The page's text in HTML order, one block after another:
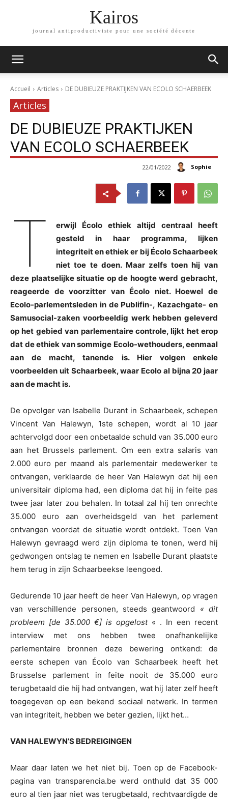
Kairos
journal antiproductiviste pour une société décente
Accueil Articles DE DUBIEUZE PRAKTIJKEN VAN ECOLO SCHAERBEEK
Articles
DE DUBIEUZE PRAKTIJKEN
VAN ECOLO SCHAERBEEK
Sophie
22/01/2022
T
erwijl Écolo ethiek altijd centraal heeft
gesteld in haar programma, lijken
integriteit en ethiek er bij Écolo Schaarbeek
niet toe te doen. Maar zelfs toen hij van
deze plaatselijke situatie op de hoogte werd gebracht,
reageerde de voorzitter van Écolo niet. Hoewel de
Ecolo-parlementsleden in de Publifin-, Kazachgate- en
Samusocial-zaken voorbeeldig werk hebben geleverd
op het gebied van parlementaire controle, lijkt het erop
dat de ethiek van sommige Ecolo-wethouders, eenmaal
aan de macht, tanende is. Hier volgen enkele
voorbeelden uit Schaarbeek, waar Ecolo al bijna 20 jaar
aan de macht is.
De opvolger van Isabelle Durant in Schaarbeek, schepen
Vincent Van Halewyn, 1ste schepen, wordt al 10 jaar
achtervolgd door een onbetaalde schuld van 35.000 euro
aan het Brussels parlement. Om een extra salaris van
2.000 euro per maand als parlementair medewerker te
ontvangen, verklaarde de heer Van Halewyn dat hij een
universitair diploma had, een diploma dat hij in feite pas
twee jaar later zou behalen. In totaal zal hij ten onrechte
35.000 euro aan overheidsgeld van het parlement
ontvangen voordat de situatie wordt ontdekt. Toen Van
Halewyn gevraagd werd zijn diploma te tonen, werd hij
gedwongen ontslag te nemen en Isabelle Durant plaatste
hem terug in zijn Schaarbeekse leengoed.
Gedurende 10 jaar heeft de heer Van Halewyn, op vragen
van verschillende personen, steeds geantwoord « dit
probleem [de 35.000 €] is opgelost « . In een recent
interview met ons hebben twee onafhankelijke
parlementaire bronnen deze bewering ontkend: de
eerste schepen van Écolo van Schaarbeek heeft het
Brusselse parlement in feite nooit de 35.000 euro
terugbetaald die hij had ontvangen, wat hij later zelf heeft
toegegeven op een bekend sociaal netwerk. In termen
van integriteit, hebben we beter gezien, lijkt het…
VAN HALEWYN’S BEDREIGINGEN
Maar daar laten we het niet bij. Toen op de Facebook-
pagina van transparencia.be werd onthuld dat 35 000
euro al tien jaar niet was terugbetaald, rechtvaardigde de